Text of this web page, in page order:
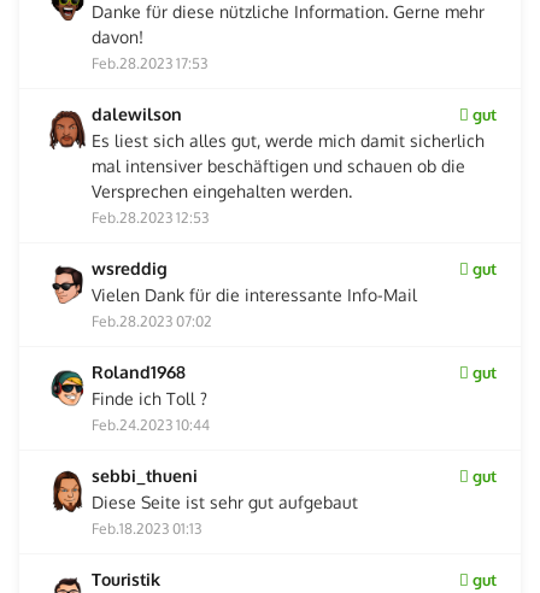
Danke für diese nützliche Information. Gerne mehr
davon!
Feb.28.2023 17:53
dalewilson gut
Es liest sich alles gut, werde mich damit sicherlich
mal intensiver beschäftigen und schauen ob die
Versprechen eingehalten werden.
Feb.28.2023 12:53
wsreddig gut
Vielen Dank für die interessante Info-Mail
Feb.28.2023 07:02
Roland1968 gut
Finde ich Toll ?
Feb.24.2023 10:44
sebbi_thueni gut
Diese Seite ist sehr gut aufgebaut
Feb.18.2023 01:13
Touristik gut